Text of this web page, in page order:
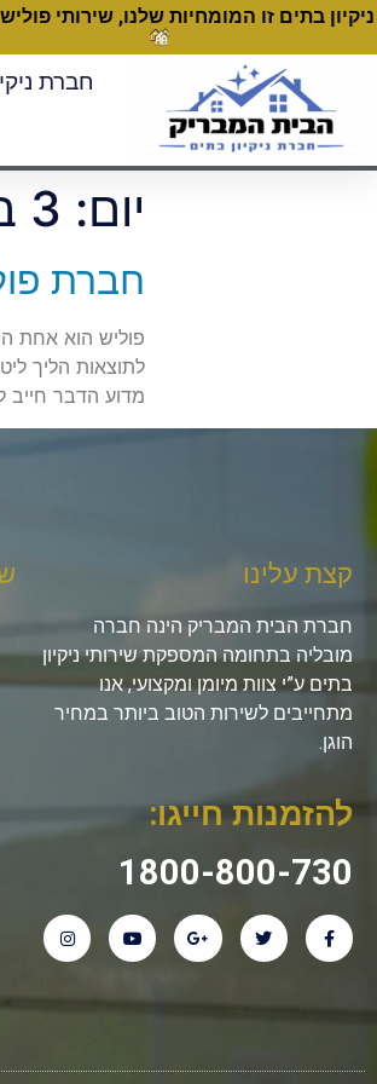
ניקיון בתים זו המומחיות שלנו, שירותי פוליש
חברת
יום: 3 ביולי 2014
חברת
פוליש הוא אחת
לתוצאות הליך
מדוע הדבר
קצת עלינו
חברת הבית המבריק הינה חברה
מובליה בתחומה המספקת שירותי ניקיון
בתים ע”י צוות מיומן ומקצועי, אנו
מתחייבים לשירות הטוב ביותר במחיר
הוגן.
להזמנות חייגו:
1800-800-730